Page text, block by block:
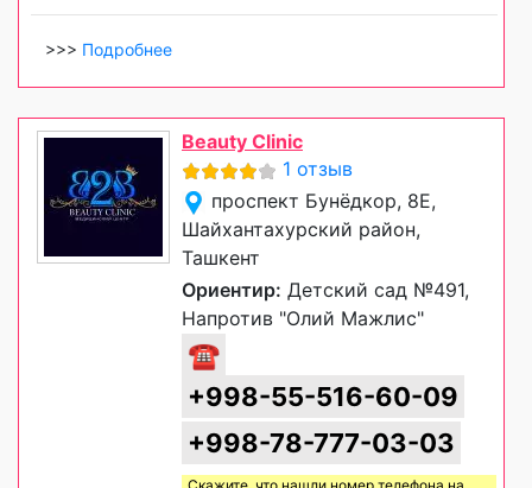
>>> Подробнее
Beauty Clinic
1 отзыв
проспект Бунёдкор, 8Е,
Шайхантахурский район,
Ташкент
Ориентир: Детский сад №491,
Напротив "Олий Мажлис"
☎
+998-55-516-60-09
+998-78-777-03-03